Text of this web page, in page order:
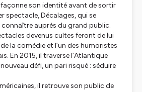
son identité avant de sortir
spectacle,Décalages, qui se
connaître auprès du grand public.
devenus cultes feront de lui
la comédie et l’un des humoristes
En 2015, il traverse l’Atlantique
défi, un pari risqué : séduire
il retrouve son public de